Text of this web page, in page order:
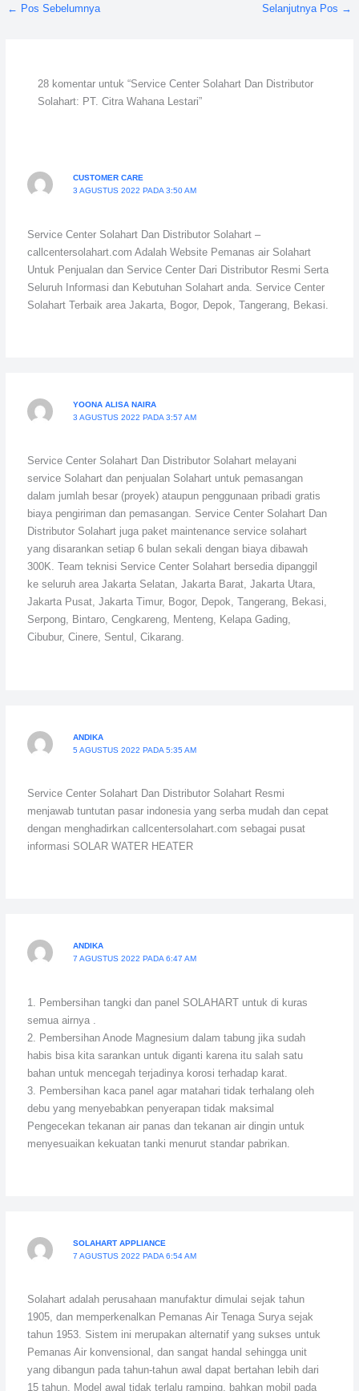
← Pos Sebelumnya Selanjutnya Pos →
28 komentar untuk “Service Center Solahart Dan Distributor
Solahart: PT. Citra Wahana Lestari”
CUSTOMER CARE
3 AGUSTUS 2022 PADA 3:50 AM
Service Center Solahart Dan Distributor Solahart –
callcentersolahart.com Adalah Website Pemanas air Solahart
Untuk Penjualan dan Service Center Dari Distributor Resmi Serta
Seluruh Informasi dan Kebutuhan Solahart anda. Service Center
Solahart Terbaik area Jakarta, Bogor, Depok, Tangerang, Bekasi.
YOONA ALISA NAIRA
3 AGUSTUS 2022 PADA 3:57 AM
Service Center Solahart Dan Distributor Solahart melayani
service Solahart dan penjualan Solahart untuk pemasangan
dalam jumlah besar (proyek) ataupun penggunaan pribadi gratis
biaya pengiriman dan pemasangan. Service Center Solahart Dan
Distributor Solahart juga paket maintenance service solahart
yang disarankan setiap 6 bulan sekali dengan biaya dibawah
300K. Team teknisi Service Center Solahart bersedia dipanggil
ke seluruh area Jakarta Selatan, Jakarta Barat, Jakarta Utara,
Jakarta Pusat, Jakarta Timur, Bogor, Depok, Tangerang, Bekasi,
Serpong, Bintaro, Cengkareng, Menteng, Kelapa Gading,
Cibubur, Cinere, Sentul, Cikarang.
ANDIKA
5 AGUSTUS 2022 PADA 5:35 AM
Service Center Solahart Dan Distributor Solahart Resmi
menjawab tuntutan pasar indonesia yang serba mudah dan cepat
dengan menghadirkan callcentersolahart.com sebagai pusat
informasi SOLAR WATER HEATER
ANDIKA
7 AGUSTUS 2022 PADA 6:47 AM
1. Pembersihan tangki dan panel SOLAHART untuk di kuras
semua airnya .
2. Pembersihan Anode Magnesium dalam tabung jika sudah
habis bisa kita sarankan untuk diganti karena itu salah satu
bahan untuk mencegah terjadinya korosi terhadap karat.
3. Pembersihan kaca panel agar matahari tidak terhalang oleh
debu yang menyebabkan penyerapan tidak maksimal
Pengecekan tekanan air panas dan tekanan air dingin untuk
menyesuaikan kekuatan tanki menurut standar pabrikan.
SOLAHART APPLIANCE
7 AGUSTUS 2022 PADA 6:54 AM
Solahart adalah perusahaan manufaktur dimulai sejak tahun
1905, dan memperkenalkan Pemanas Air Tenaga Surya sejak
tahun 1953. Sistem ini merupakan alternatif yang sukses untuk
Pemanas Air konvensional, dan sangat handal sehingga unit
yang dibangun pada tahun-tahun awal dapat bertahan lebih dari
15 tahun. Model awal tidak terlalu ramping, bahkan mobil pada